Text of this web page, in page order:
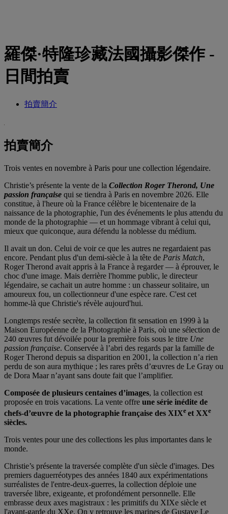
羅傑·特隆珍藏法國攝影傑作 -
日間拍賣
拍賣簡介
拍賣簡介
Trois ventes en novembre à Paris pour une collection légendaire.
Christie’s présente la vente de la Collection Roger Therond, Une
passion française qui se tiendra à Paris en novembre 2026. Elle
constitue, à l'heure où la France célèbre le bicentenaire de la
naissance de la photographie, l'un des événements le plus attendu du
monde de la photographie — et un hommage vibrant à celui qui,
mieux que quiconque, aura défendu la noblesse du médium.
Il avait un don. Celui de voir ce que les autres ne regardaient pas
encore. Pendant plus d'un demi-siècle à la tête de Paris Match,
Roger Therond avait appris à la France à regarder — à éprouver, le
choc d'une image. Mais derrière l'homme public, le directeur
légendaire, se cachait un autre homme : un chasseur solitaire, un
amoureux fou, un collectionneur d'une espèce rare. C'est cet
homme-là que Christie's révèle aujourd'hui.
Longtemps restée secrète, la collection fit sensation en 1999 à la
Maison Européenne de la Photographie à Paris, où une sélection de
240 œuvres fut dévoilée pour la première fois sous le titre Une
passion française. Conservée à l’abri des regards par la famille de
Roger Therond depuis sa disparition en 2001, la collection n’a rien
perdu de son aura mythique ; les rares prêts d’œuvres de Le Gray ou
de Dora Maar n’ayant sans doute fait que l’amplifier.
Composée de plusieurs centaines d’images, la collection est
proposée en trois vacations. La vente offre une série inédite de
chefs-d’œuvre de la photographie française des XIXe et XXe
siècles.
Trois ventes pour une des collections les plus importantes dans le
monde.
Christie’s présente la traversée complète d'un siècle d'images. Des
premiers daguerréotypes des années 1840 aux expérimentations
surréalistes de l'entre-deux-guerres, la collection déploie une
traversée libre, exigeante, et profondément personnelle. Elle
embrasse deux axes magistraux : les primitifs du XIXe siècle et
l'avant-garde du XXe. On y retrouve les marines de Gustave Le